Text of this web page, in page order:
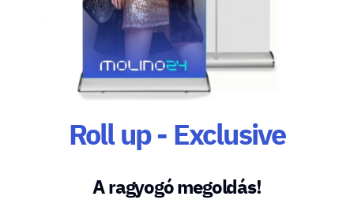
Roll up - Exclusive
A ragyogó megoldás!